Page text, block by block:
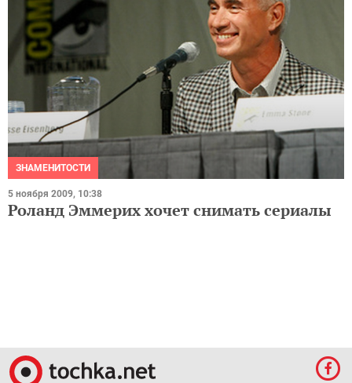
ЗНАМЕНИТОСТИ
5 ноября 2009, 10:38
Роланд Эммерих хочет снимать сериалы